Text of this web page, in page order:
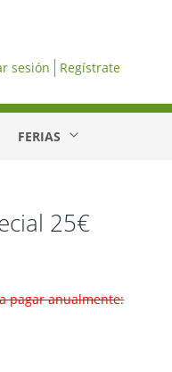
sesión Regístrate
FERIAS
25€
pagar anualmente: